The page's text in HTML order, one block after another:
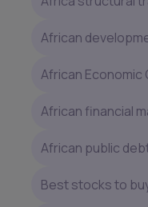
African
African Economic
African financial
African public
Best stocks to